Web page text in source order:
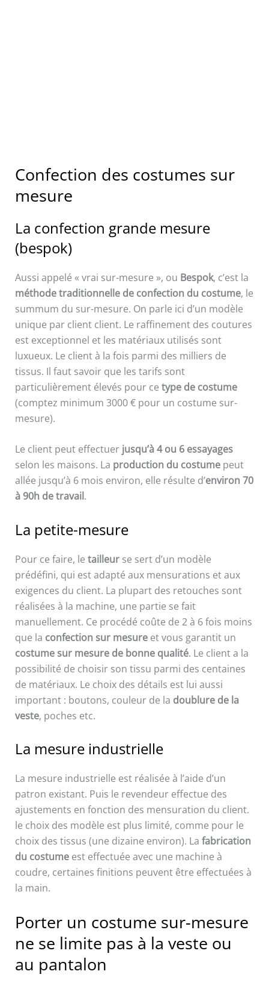
Confection des costumes sur
mesure
La confection grande mesure
(bespok)
Aussi appelé « vrai sur-mesure », ou Bespok, c’est la
méthode traditionnelle de confection du costume, le
summum du sur-mesure. On parle ici d’un modèle
unique par client client. Le raffinement des coutures
est exceptionnel et les matériaux utilisés sont
luxueux. Le client à la fois parmi des milliers de
tissus. Il faut savoir que les tarifs sont
particulièrement élevés pour ce type de costume
(comptez minimum 3000 € pour un costume sur-
mesure).
Le client peut effectuer jusqu’à 4 ou 6 essayages
selon les maisons. La production du costumepeut
allée jusqu’à 6 mois environ, elle résulte d’environ 70
à 90h de travail.
La petite-mesure
Pour ce faire, le tailleur se sert d’un modèle
prédéfini, qui est adapté aux mensurations et aux
exigences du client. La plupart des retouches sont
réalisées à la machine, une partie se fait
manuellement. Ce procédé coûte de 2 à 6 fois moins
que la confection sur mesureet vous garantit un
costume sur mesure de bonne qualité. Le client a la
possibilité de choisir son tissu parmi des centaines
de matériaux. Le choix des détails est lui aussi
important : boutons, couleur de la doublure de la
veste, poches etc.
La mesure industrielle
La mesure industrielle est réalisée à l’aide d’un
patron existant. Puis le revendeur effectue des
ajustements en fonction des mensuration du client.
le choix des modèle est plus limité, comme pour le
choix des tissus (une dizaine environ). La fabrication
du costumeest effectuée avec une machine à
coudre, certaines finitions peuvent être effectuées à
la main.
Porter un costume sur-mesure
ne se limite pas à la veste ou
au pantalon